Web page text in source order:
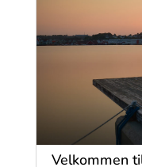
Velkommen